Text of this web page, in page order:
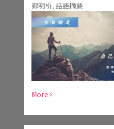
鄭明析, 話語摘要
More